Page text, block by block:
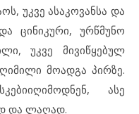
უკვე ასაკოვანსა და
ცინიკური, ურწმუნო
უკვე მივიწყებულ
მოადგა პირზე.
ასე
და ლაღად.